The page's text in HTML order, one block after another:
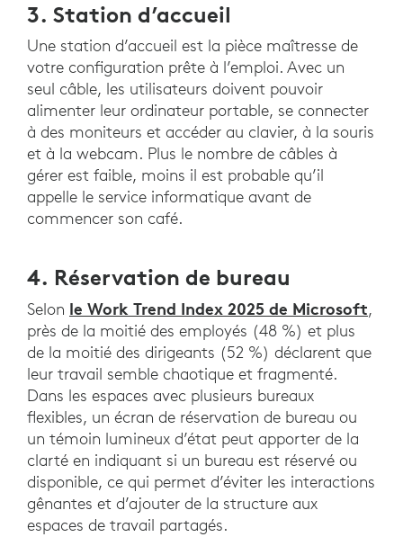
3. Station d’accueil
Une station d’accueil est la pièce maîtresse de
votre configuration prête à l’emploi. Avec un
seul câble, les utilisateurs doivent pouvoir
alimenter leur ordinateur portable, se connecter
à des moniteurs et accéder au clavier, à la souris
et à la webcam. Plus le nombre de câbles à
gérer est faible, moins il est probable qu’il
appelle le service informatique avant de
commencer son café.
4. Réservation de bureau
Selon le Work Trend Index 2025 de Microsoft,
près de la moitié des employés (48 %) et plus
de la moitié des dirigeants (52 %) déclarent que
leur travail semble chaotique et fragmenté.
Dans les espaces avec plusieurs bureaux
flexibles, un écran de réservation de bureau ou
un témoin lumineux d’état peut apporter de la
clarté en indiquant si un bureau est réservé ou
disponible, ce qui permet d’éviter les interactions
gênantes et d’ajouter de la structure aux
espaces de travail partagés.